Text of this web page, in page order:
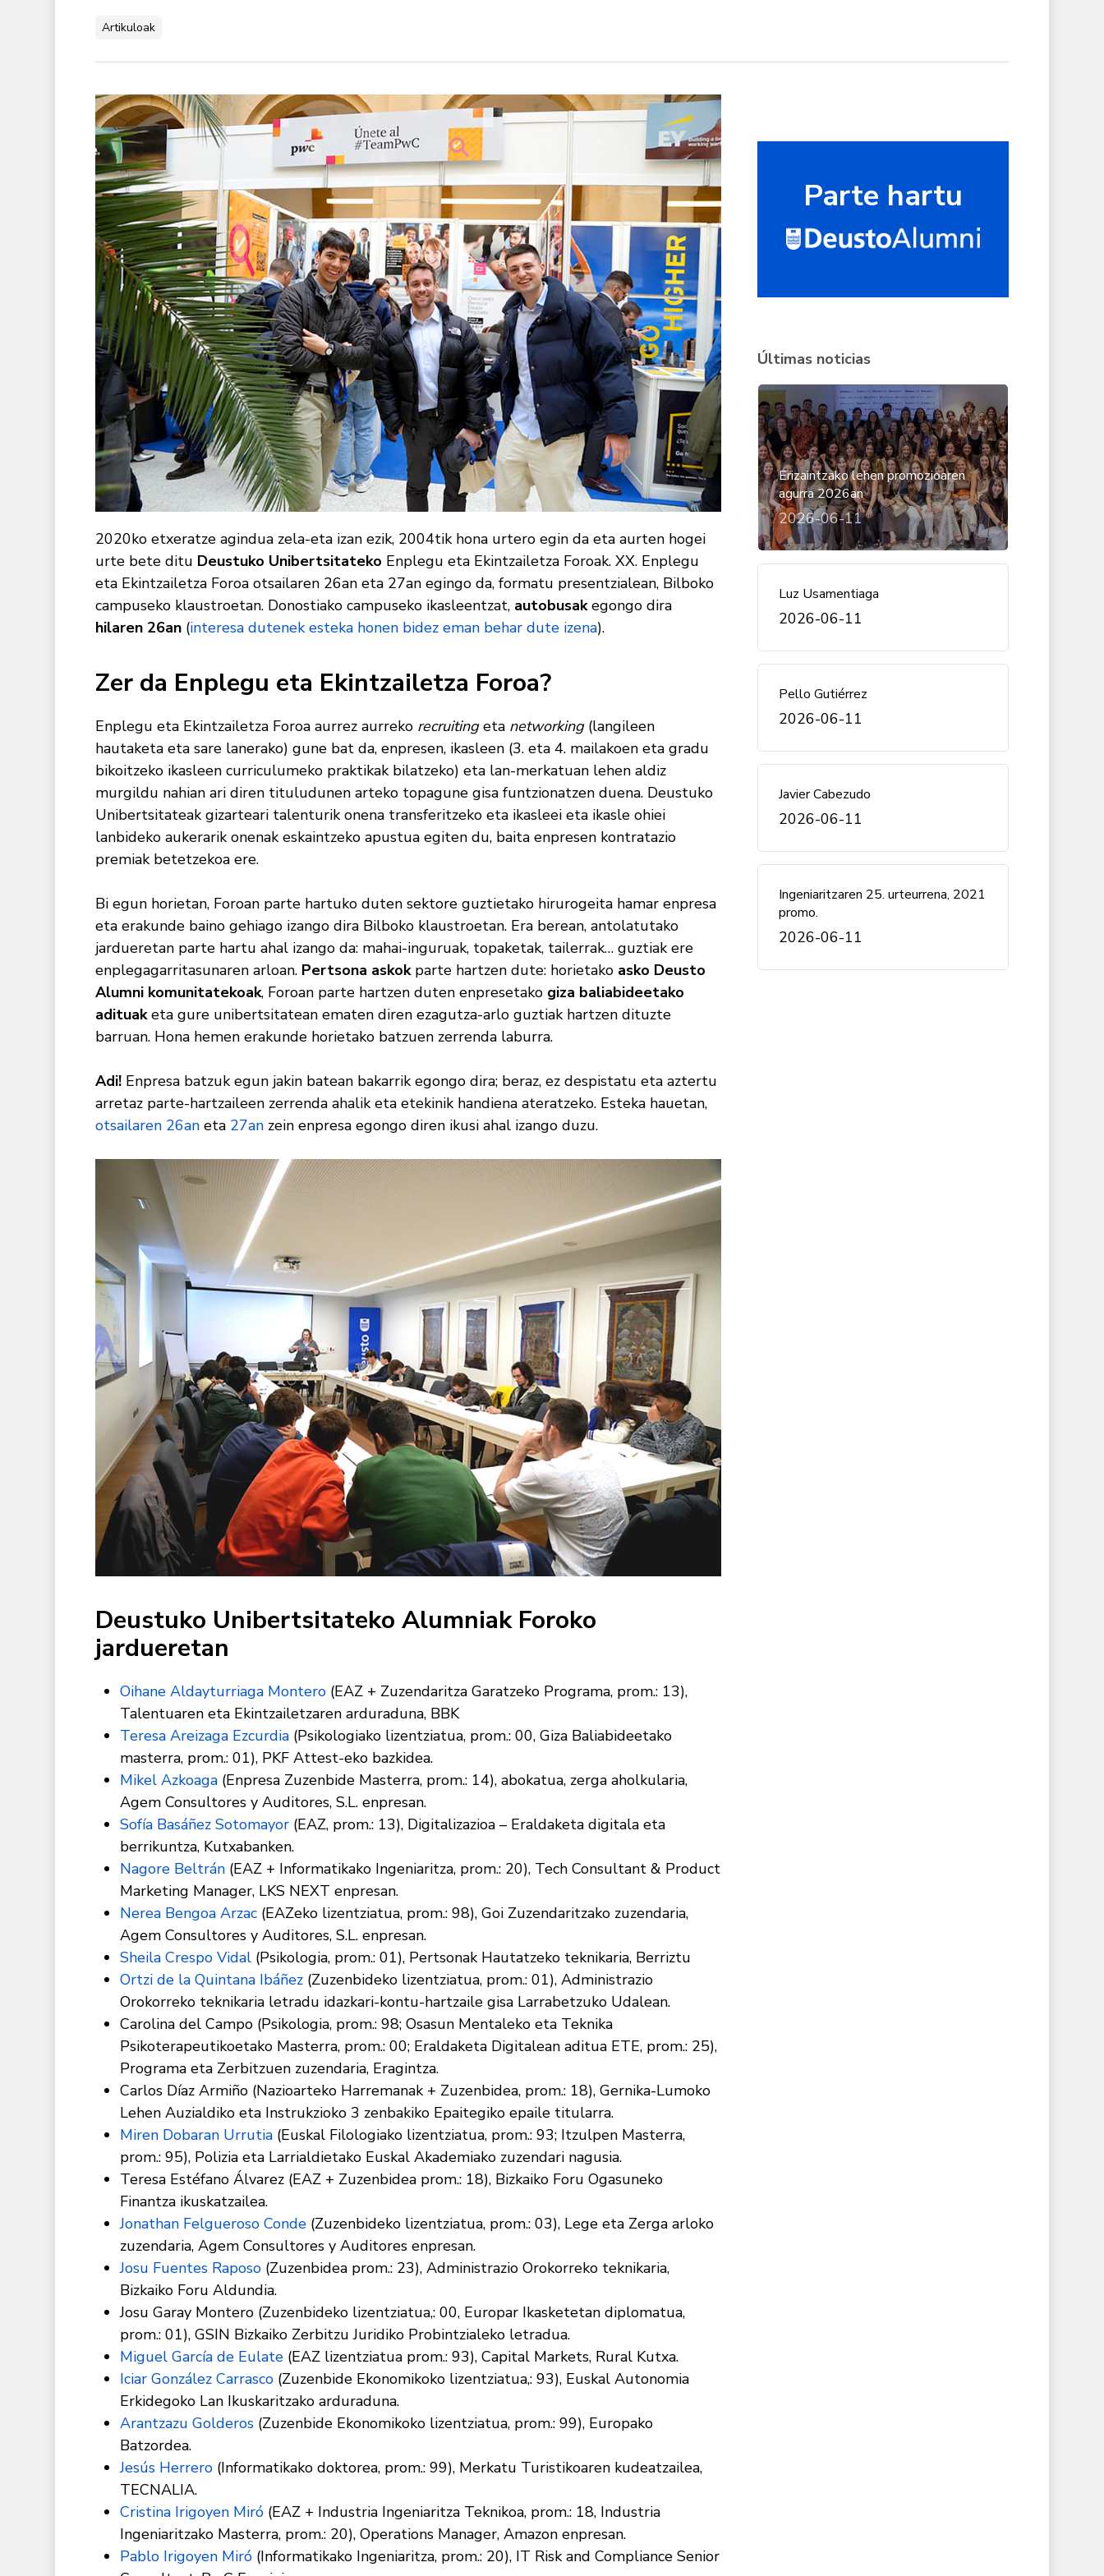
Artikuloak
2020ko etxeratze agindua zela-eta izan ezik, 2004tik hona urtero egin da eta aurten hogei
urte bete ditu Deustuko Unibertsitateko Enplegu eta Ekintzailetza Foroak. XX. Enplegu
eta Ekintzailetza Foroa otsailaren 26an eta 27an egingo da, formatu presentzialean, Bilboko
campuseko klaustroetan. Donostiako campuseko ikasleentzat, autobusakegongo dira
hilaren 26an(interesa dutenek esteka honen bidez eman behar dute izena).
Zer da Enplegu eta Ekintzailetza Foroa?
Enplegu eta Ekintzailetza Foroa aurrez aurreko recruitingeta networking(langileen
hautaketa eta sare lanerako) gune bat da, enpresen, ikasleen (3. eta 4. mailakoen eta gradu
bikoitzeko ikasleen curriculumeko praktikak bilatzeko) eta lan-merkatuan lehen aldiz
murgildu nahian ari diren tituludunen arteko topagune gisa funtzionatzen duena. Deustuko
Unibertsitateak gizarteari talenturik onena transferitzeko eta ikasleei eta ikasle ohiei
lanbideko aukerarik onenak eskaintzeko apustua egiten du, baita enpresen kontratazio
premiak betetzekoa ere.
Bi egun horietan, Foroan parte hartuko duten sektore guztietako hirurogeita hamar enpresa
eta erakunde baino gehiago izango dira Bilboko klaustroetan. Era berean, antolatutako
jardueretan parte hartu ahal izango da: mahai-inguruak, topaketak, tailerrak… guztiak ere
enplegagarritasunaren arloan. Pertsona askokparte hartzen dute: horietako asko Deusto
Alumni komunitatekoak, Foroan parte hartzen duten enpresetako giza baliabideetako
adituaketa gure unibertsitatean ematen diren ezagutza-arlo guztiak hartzen dituzte
barruan. Hona hemen erakunde horietako batzuen zerrenda laburra.
Adi!Enpresa batzuk egun jakin batean bakarrik egongo dira; beraz, ez despistatu eta aztertu
arretaz parte-hartzaileen zerrenda ahalik eta etekinik handiena ateratzeko. Esteka hauetan,
otsailaren 26aneta 27anzein enpresa egongo diren ikusi ahal izango duzu.
Deustuko Unibertsitateko Alumniak Foroko
jardueretan
Oihane Aldayturriaga Montero(EAZ + Zuzendaritza Garatzeko Programa, prom.: 13),
Talentuaren eta Ekintzailetzaren arduraduna, BBK
Teresa Areizaga Ezcurdia(Psikologiako lizentziatua, prom.: 00, Giza Baliabideetako
masterra, prom.: 01), PKF Attest-eko bazkidea.
Mikel Azkoaga(Enpresa Zuzenbide Masterra, prom.: 14), abokatua, zerga aholkularia,
Agem Consultores y Auditores, S.L. enpresan.
Sofía Basáñez Sotomayor(EAZ, prom.: 13), Digitalizazioa – Eraldaketa digitala eta
berrikuntza, Kutxabanken.
Nagore Beltrán(EAZ + Informatikako Ingeniaritza, prom.: 20), Tech Consultant & Product
Marketing Manager, LKS NEXT enpresan.
Nerea Bengoa Arzac(EAZeko lizentziatua, prom.: 98), Goi Zuzendaritzako zuzendaria,
Agem Consultores y Auditores, S.L. enpresan.
Sheila Crespo Vidal(Psikologia, prom.: 01), Pertsonak Hautatzeko teknikaria, Berriztu
Ortzi de la Quintana Ibáñez(Zuzenbideko lizentziatua, prom.: 01), Administrazio
Orokorreko teknikaria letradu idazkari-kontu-hartzaile gisa Larrabetzuko Udalean.
Carolina del Campo (Psikologia, prom.: 98; Osasun Mentaleko eta Teknika
Psikoterapeutikoetako Masterra, prom.: 00; Eraldaketa Digitalean aditua ETE, prom.: 25),
Programa eta Zerbitzuen zuzendaria, Eragintza.
Carlos Díaz Armiño (Nazioarteko Harremanak + Zuzenbidea, prom.: 18), Gernika-Lumoko
Lehen Auzialdiko eta Instrukzioko 3 zenbakiko Epaitegiko epaile titularra.
Miren Dobaran Urrutia(Euskal Filologiako lizentziatua, prom.: 93; Itzulpen Masterra,
prom.: 95), Polizia eta Larrialdietako Euskal Akademiako zuzendari nagusia.
Teresa Estéfano Álvarez (EAZ + Zuzenbidea prom.: 18), Bizkaiko Foru Ogasuneko
Finantza ikuskatzailea.
Jonathan Felgueroso Conde(Zuzenbideko lizentziatua, prom.: 03), Lege eta Zerga arloko
zuzendaria, Agem Consultores y Auditores enpresan.
Josu Fuentes Raposo(Zuzenbidea prom.: 23), Administrazio Orokorreko teknikaria,
Bizkaiko Foru Aldundia.
Josu Garay Montero (Zuzenbideko lizentziatua,: 00, Europar Ikasketetan diplomatua,
prom.: 01), GSIN Bizkaiko Zerbitzu Juridiko Probintzialeko letradua.
Miguel García de Eulate(EAZ lizentziatua prom.: 93), Capital Markets, Rural Kutxa.
Iciar González Carrasco(Zuzenbide Ekonomikoko lizentziatua,: 93), Euskal Autonomia
Erkidegoko Lan Ikuskaritzako arduraduna.
Arantzazu Golderos(Zuzenbide Ekonomikoko lizentziatua, prom.: 99), Europako
Batzordea.
Jesús Herrero(Informatikako doktorea, prom.: 99), Merkatu Turistikoaren kudeatzailea,
TECNALIA.
Cristina Irigoyen Miró(EAZ + Industria Ingeniaritza Teknikoa, prom.: 18, Industria
Ingeniaritzako Masterra, prom.: 20), Operations Manager, Amazon enpresan.
Pablo Irigoyen Miró(Informatikako Ingeniaritza, prom.: 20), IT Risk and Compliance Senior
Parte hartu
Últimas noticias
Erizaintzako lehen promozioaren
agurra 2026an
2026-06-11
Luz Usamentiaga
2026-06-11
Pello Gutiérrez
2026-06-11
Javier Cabezudo
2026-06-11
Ingeniaritzaren 25. urteurrena, 2021
promo.
2026-06-11